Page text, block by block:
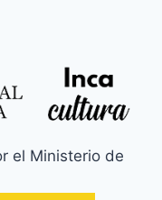
el Ministerio de